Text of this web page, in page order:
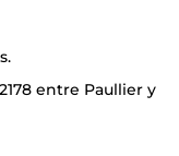
entre Paullier y